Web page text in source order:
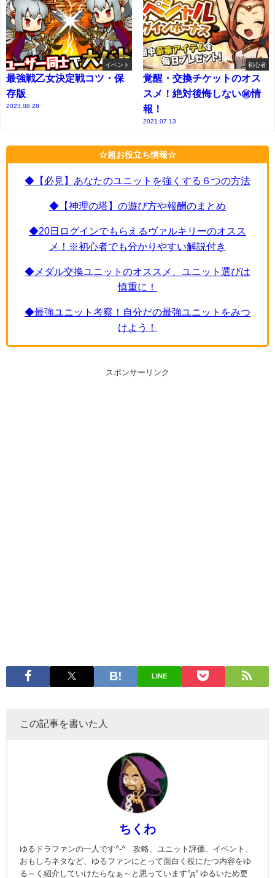
イベント
最強戦乙女決定戦コツ・保
存版
2023.08.28
初心者
覚醒・交換チケットのオス
スメ！絶対後悔しない㊙情
報！
2021.07.13
☆超お役立ち情報☆
◆【必見】あなたのユニットを強くする６つの方法
◆【神理の塔】の遊び方や報酬のまとめ
◆20日ログインでもらえるヴァルキリーのオスス
メ！※初心者でも分かりやすい解説付き
◆メダル交換ユニットのオススメ、ユニット選びは
慎重に！
◆最強ユニット考察！自分だの最強ユニットをみつ
けよう！
スポンサーリンク
LINE
この記事を書いた人
ちくわ
ゆるドラファンの一人です^-^ 攻略、ユニット評価、イベント、
おもしろネタなど、ゆるファンにとって面白く役にたつ内容をゆ
る～く紹介していけたらなぁ～と思っています°д° ゆるいため更